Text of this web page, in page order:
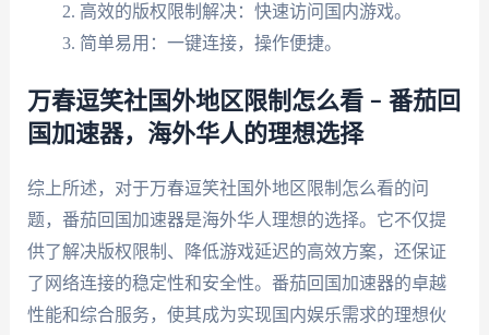
高效的版权限制解决：快速访问国内游戏。
简单易用：一键连接，操作便捷。
万春逗笑社国外地区限制怎么看 – 番茄回
国加速器，海外华人的理想选择
综上所述，对于万春逗笑社国外地区限制怎么看的问
题，番茄回国加速器是海外华人理想的选择。它不仅提
供了解决版权限制、降低游戏延迟的高效方案，还保证
了网络连接的稳定性和安全性。番茄回国加速器的卓越
性能和综合服务，使其成为实现国内娱乐需求的理想伙